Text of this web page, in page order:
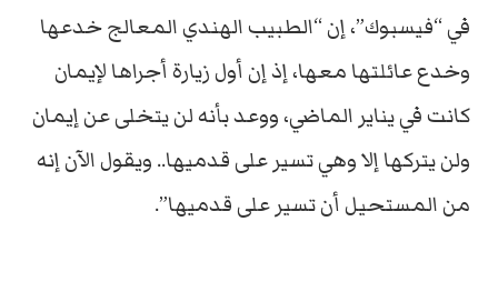
في “فيسبوك”، إن “الطبيب الهندي المعالج خدعها
وخدع عائلتها معها، إذ إن أول زيارة أجراها لإيمان
كانت في يناير الماضي، ووعد بأنه لن يتخلى عن إيمان
ولن يتركها إلا وهي تسير على قدميها.. ويقول الآن إنه
من المستحيل أن تسير على قدميها”.